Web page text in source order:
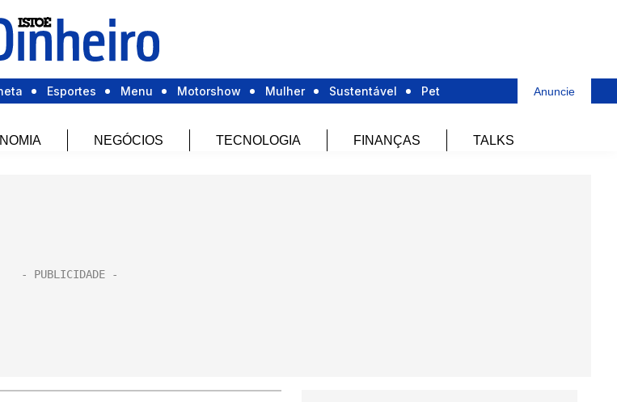
Esportes Menu Motorshow Mulher Sustentável Pet Anuncie
NEGÓCIOS TECNOLOGIA FINANÇAS TALKS